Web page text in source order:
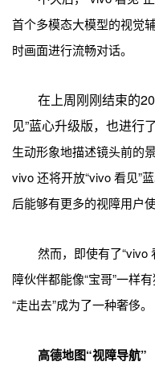
首个多模态大模型的视觉
时画面进行流畅对话。
在上周刚刚结束的
见”蓝心升级版，也进行
生动形象地描述镜头前的
vivo 还将开放“vivo 看见”
后能够有更多的视障用户
然而，即使有了“vivo
障伙伴都能像“宝哥”一样
“走出去”成为了一种奢侈。
高德地图“视障导航”